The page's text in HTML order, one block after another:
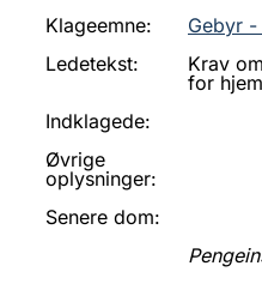
Klageemne:
Gebyr
Ledetekst:
Krav
for
Indklagede:
Øvrige
oplysninger:
Senere dom: